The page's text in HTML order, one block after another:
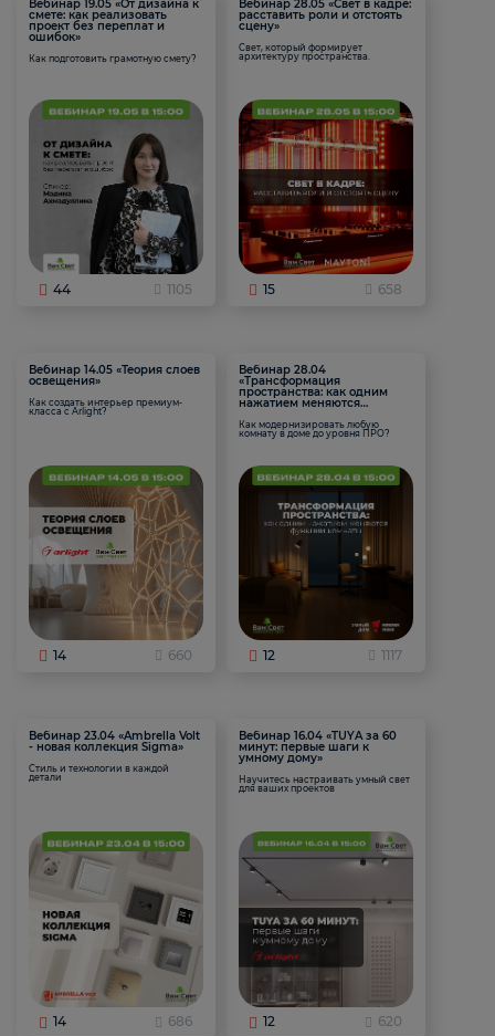
Вебинар 19.05 «От дизайна к
смете: как реализовать
проект без переплат и
ошибок»
Как подготовить грамотную смету?
44 1105
Вебинар 28.05 «Свет в кадре:
расставить роли и отстоять
сцену»
Свет, который формирует
архитектуру пространства.
15 658
Вебинар 14.05 «Теория слоев
освещения»
Как создать интерьер премиум-
класса с Arlight?
14 660
Вебинар 28.04
«Трансформация
пространства: как одним
нажатием меняются
Как модернизировать любую
комнату в доме до уровня ПРО?
12 1117
Вебинар 23.04 «Ambrella Volt
- новая коллекция Sigma»
Стиль и технологии в каждой
детали
14 686
Вебинар 16.04 «TUYA за 60
минут: первые шаги к
умному дому»
Научитесь настраивать умный свет
для ваших проектов
12 620